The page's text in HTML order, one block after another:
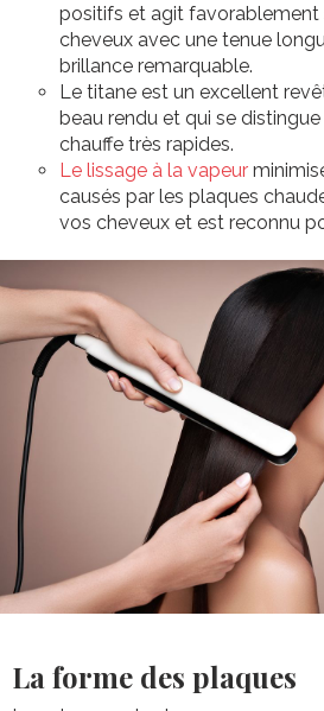
positifs et agit favorablement
cheveux avec une tenue
brillance remarquable.
Le titane est un excellent
beau rendu et qui se
chauffe très rapides.
Le lissage à la vapeur
causés par les plaques
vos cheveux et est reconnu
La forme des plaques